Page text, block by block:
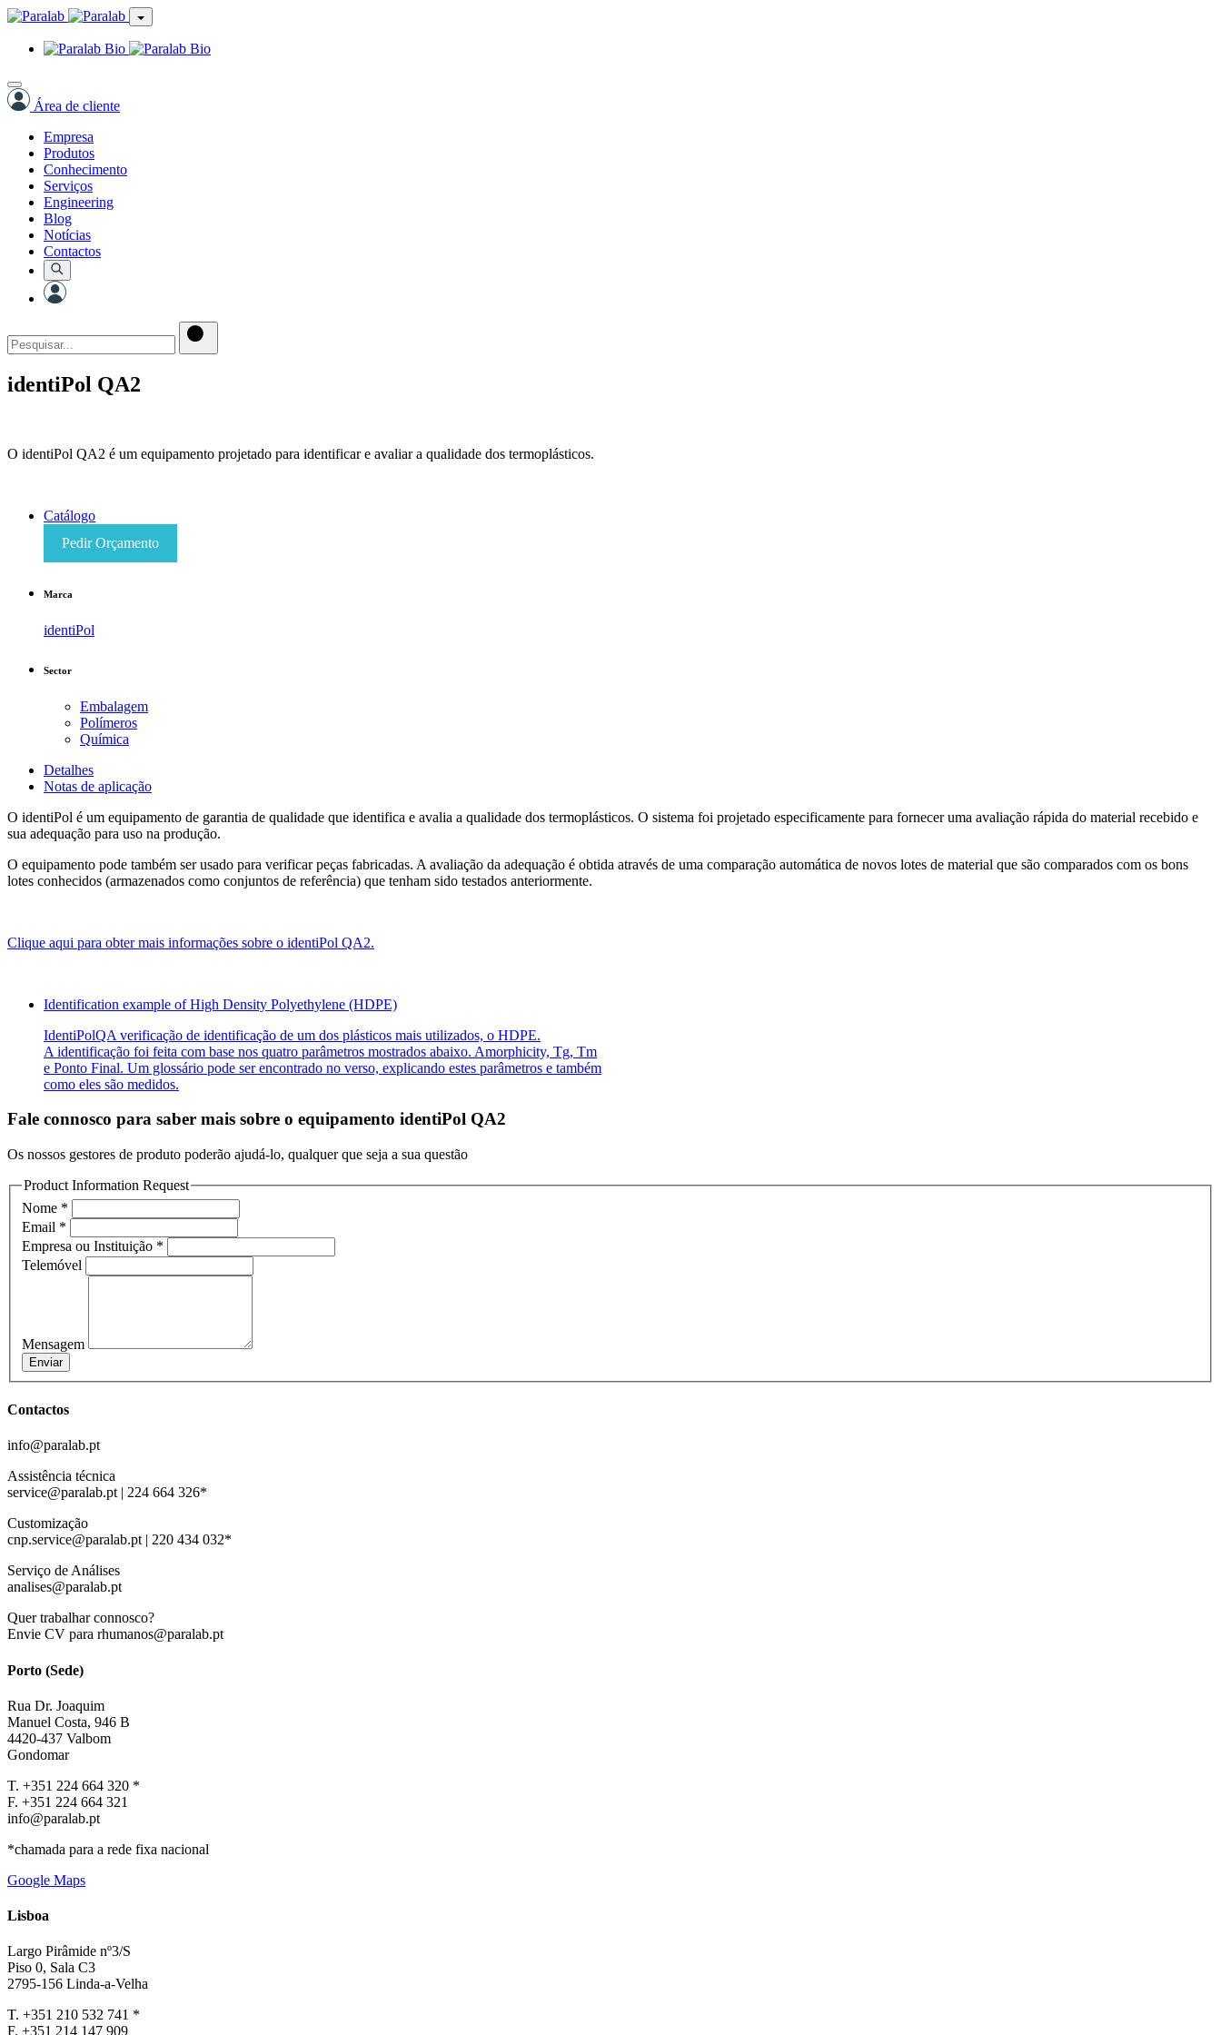
Área de cliente
Empresa
Produtos
Conhecimento
Serviços
Engineering
Blog
Notícias
Contactos
identiPol QA2
O identiPol QA2 é um equipamento projetado para identificar e avaliar a qualidade dos termoplásticos.
Catálogo
Pedir Orçamento
Marca
identiPol
Sector
Embalagem
Polímeros
Química
Detalhes
Notas de aplicação
O identiPol é um equipamento de garantia de qualidade que identifica e avalia a qualidade dos termoplásticos. O sistema foi projetado especificamente para fornecer uma avaliação rápida do material recebido e
sua adequação para uso na produção.
O equipamento pode também ser usado para verificar peças fabricadas. A avaliação da adequação é obtida através de uma comparação automática de novos lotes de material que são comparados com os bons
lotes conhecidos (armazenados como conjuntos de referência) que tenham sido testados anteriormente.
Clique aqui para obter mais informações sobre o identiPol QA2.
Identification example of High Density Polyethylene (HDPE)
IdentiPolQA verificação de identificação de um dos plásticos mais utilizados, o HDPE.
A identificação foi feita com base nos quatro parâmetros mostrados abaixo. Amorphicity, Tg, Tm
e Ponto Final. Um glossário pode ser encontrado no verso, explicando estes parâmetros e também
como eles são medidos.
Fale connosco para saber mais sobre o equipamento identiPol QA2
Os nossos gestores de produto poderão ajudá-lo, qualquer que seja a sua questão
Product Information Request
Nome *
Email *
Empresa ou Instituição *
Telemóvel
Mensagem
Enviar
Contactos
info@paralab.pt
Assistência técnica
service@paralab.pt | 224 664 326*
Customização
cnp.service@paralab.pt | 220 434 032*
Serviço de Análises
analises@paralab.pt
Quer trabalhar connosco?
Envie CV para rhumanos@paralab.pt
Porto (Sede)
Rua Dr. Joaquim
Manuel Costa, 946 B
4420-437 Valbom
Gondomar
T. +351 224 664 320 *
F. +351 224 664 321
info@paralab.pt
*chamada para a rede fixa nacional
Google Maps
Lisboa
Largo Pirâmide nº3/S
Piso 0, Sala C3
2795-156 Linda-a-Velha
T. +351 210 532 741 *
F. +351 214 147 909